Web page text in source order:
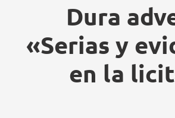
Dura
«Serias y
en la